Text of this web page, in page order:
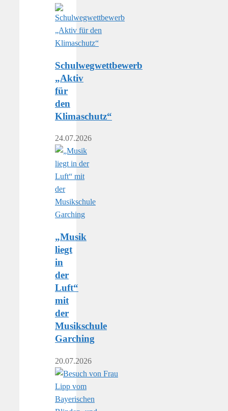
Schulwegwettbewerb
„Aktiv
für
den
Klimaschutz“
24.07.2026
„Musik
liegt
in
der
Luft“
mit
der
Musikschule
Garching
20.07.2026